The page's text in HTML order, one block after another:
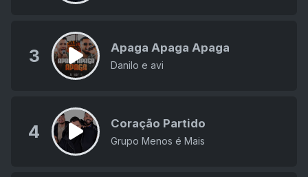
3 Apaga Apaga Apaga
Danilo e avi
4 Coração Partido
Grupo Menos é Mais